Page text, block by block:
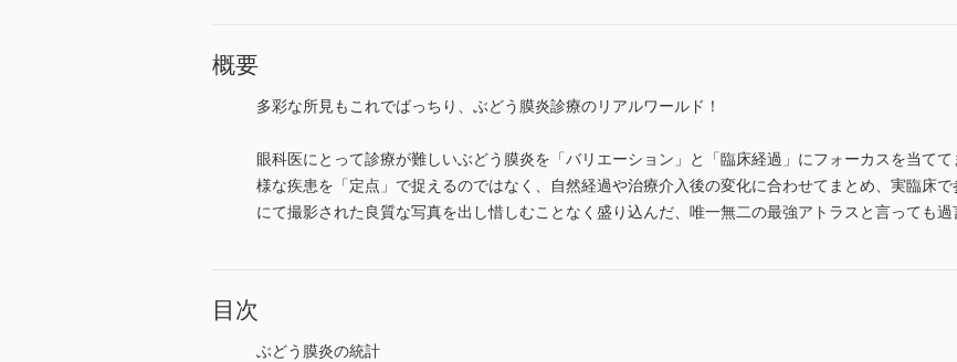
概要
多彩な所見もこれでばっちり、ぶどう膜炎診療のリアルワールド！
眼科医にとって診療が難しいぶどう膜炎を「バリエーション」と「臨床経過」にフォーカスを当て
様な疾患を「定点」で捉えるのではなく、自然経過や治療介入後の変化に合わせてまとめ、実臨床
にて撮影された良質な写真を出し惜しむことなく盛り込んだ、唯一無二の最強アトラスと言っても過
目次
ぶどう膜炎の統計